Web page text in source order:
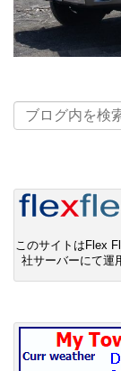
このサイトはFlex
社サーバーにて運